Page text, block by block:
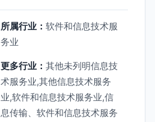
所属行业： 软件和信息技术服
务业
更多行业： 其他未列明信息技
术服务业,其他信息技术服务
业,软件和信息技术服务业,信
息传输、软件和信息技术服务